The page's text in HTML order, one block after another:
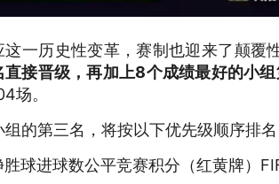
这一历史性变革，赛制也迎来了颠
直接晋级，再加上8个成绩最好的小
场。
组的第三名，将按以下优先级顺序排
胜球进球数公平竞赛积分（红黄牌）